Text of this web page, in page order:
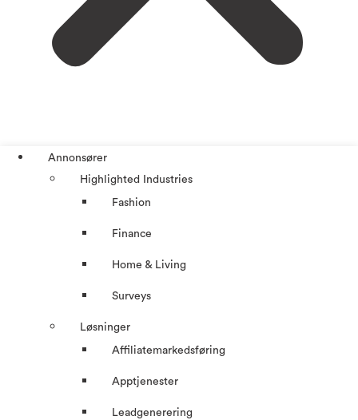
Annonsører
Highlighted Industries
Fashion
Finance
Home & Living
Surveys
Løsninger
Affiliatemarkedsføring
Apptjenester
Leadgenerering